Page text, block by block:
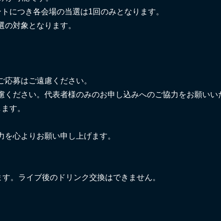
につき各会場の当選は1回のみとなります。
対象となります。
募はご遠慮ください。
ださい。代表者様のみのお申し込みへのご協力をお願いい
す。
心よりお願い申し上げます。
。ライブ後のドリンク交換はできません。